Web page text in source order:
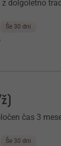
dolgoletno
Še 30 dni
čas 3
Še 30 dni